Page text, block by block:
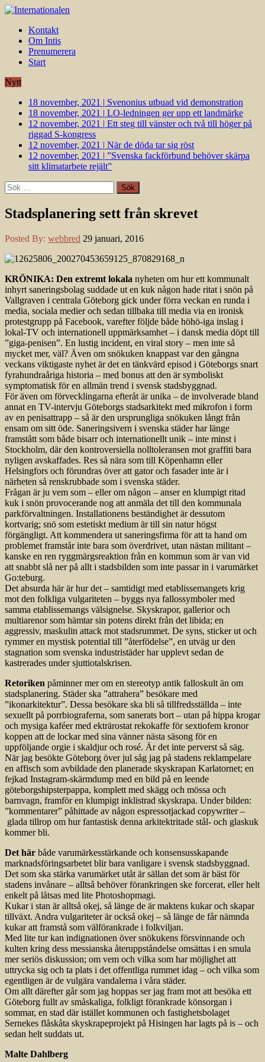
Kontakt
Om Intis
Prenumerera
Start
Nytt
18 november, 2021 | Svenonius utbuad vid demonstration
18 november, 2021 | LO-ledningen ger upp ett landmärke
12 november, 2021 | Ett steg till vänster och två till höger på
riggad S-kongress
12 november, 2021 | När de döda tar sig röst
12 november, 2021 | ”Svenska fackförbund behöver skärpa
sitt klimatarbete rejält”
Sök
efter:
Stadsplanering sett från skrevet
Posted By: webbred 29 januari, 2016
KRÖNIKA: Den extremt lokala nyheten om hur ett kommunalt
inhyrt saneringsbolag suddade ut en kuk någon hade ritat i snön på
Vallgraven i centrala Göteborg gick under förra veckan en runda i
media, sociala medier och sedan tillbaka till media via en ironisk
protestgrupp på Facebook, varefter följde både höhö-iga inslag i
lokal-TV och internationell uppmärksamhet – i dansk media döpt till
”giga-penisen”. En lustig incident, en viral story – men inte så
mycket mer, väl? Även om snökuken knappast var den gångna
veckans viktigaste nyhet är det en tänkvärd episod i Göteborgs snart
fyrahundraåriga historia – med bonus att den är symboliskt
symptomatisk för en allmän trend i svensk stadsbyggnad.
För även om förvecklingarna efteråt är unika – de involverade bland
annat en TV-intervju Göteborgs stadsarkitekt med mikrofon i form
av en penisattrapp ­– så är den ursprungliga snökuken långt från
ensam om sitt öde. Saneringsivern i svenska städer har länge
framstått som både bisarr och internationellt unik – inte minst i
Stockholm, där den kontroversiella nolltoleransen mot graffiti bara
nyligen avskaffades. Res så nära som till Köpenhamn eller
Helsingfors och förundras över att gator och fasader inte är i
närheten så renskrubbade som i svenska städer.
Frågan är ju vem som – eller om någon – anser en klumpigt ritad
kuk i snön provocerande nog att anmäla det till den kommunala
parkförvaltningen. Installationens beständighet är dessutom
kortvarig; snö som estetiskt medium är till sin natur högst
förgängligt. Att kommendera ut saneringsfirma för att ta hand om
problemet framstår inte bara som överdrivet, utan nästan militant –
kanske en ren ryggmärgsreaktion från en kommun som är van vid
att snabbt slå ner på allt i stadsbilden som inte passar in i varumärket
Go:teburg.
Det absurda här är hur det – samtidigt med etablissemangets krig
mot den folkliga vulgariteten – byggs nya fallossymboler med
samma etablissemangs välsignelse. Skyskrapor, gallerior och
multiarenor som hämtar sin potens direkt från det libida; en
aggressiv, maskulin attack mot stadsrummet. De syns, sticker ut och
rymmer en mystisk potential till ”återfödelse”, en utväg ur den
stagnation som svenska industristäder har upplevt sedan de
kastrerades under sjuttiotalskrisen.
Retoriken påminner mer om en stereotyp antik falloskult än om
stadsplanering. Städer ska ”attrahera” besökare med
”ikonarkitektur”. Dessa besökare ska bli så tillfredsställda – inte
sexuellt på porrbiograferna, som sanerats bort – utan på hippa krogar
och mysiga kaféer med ekträrostat rekokaffe för sextiofem kronor
koppen att de lockar med sina vänner nästa säsong för en
uppföljande orgie i skaldjur och rosé. Är det inte perverst så säg.
När jag besökte Göteborg över jul såg jag på stadens reklampelare
en affisch som avbildade den planerade skyskrapan Karlatornet; en
fejkad Instagram-skärmdump med en bild på en leende
göteborgshipsterpappa, komplett med skägg och mössa och
barnvagn, framför en klumpigt inklistrad skyskrapa. Under bilden:
”kommentarer” påhittade av någon espressotjackad copywriter –
glada tillrop om hur fantastisk denna arkitektritade stål- och glaskuk
kommer bli.
Det här både varumärkesstärkande och konsensusskapande
marknadsföringsarbetet blir bara vanligare i svensk stadsbyggnad.
Det som ska stärka varumärket utåt är sällan det som är bäst för
stadens invånare – alltså behöver förankringen ske forcerat, eller helt
enkelt på låtsas med lite Photoshopmagi.
Kukar i stan är alltså okej, så länge de är maktens kukar och skapar
tillväxt. Andra vulgariteter är också okej – så länge de får nämnda
kukar att framstå som välförankrade i folkviljan.
Med lite tur kan indignationen över snökukens försvinnande och
kulten kring dess messianska återuppståndelse omsättas i en smula
mer seriös diskussion; om vem och vilka som har möjlighet att
uttrycka sig och ta plats i det offentliga rummet idag – och vilka som
egentligen är de vulgära vandalerna i våra städer.
Om allt därefter går som jag hoppas ser jag fram mot att besöka ett
Göteborg fullt av småskaliga, folkligt förankrade könsorgan i
sommar, en stad där istället kommunen och fastighetsbolaget
Sernekes flåskåta skyskrapeprojekt på Hisingen har lagts på is – och
sedan helt suddats ut.
Malte Dahlberg